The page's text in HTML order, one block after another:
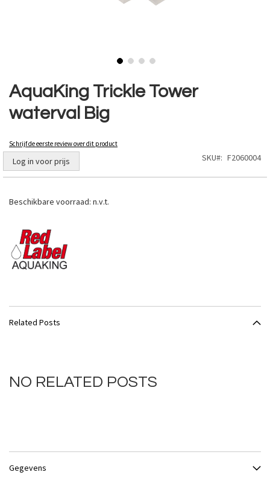
AquaKing Trickle Tower
waterval Big
Schrijf de eerste review over dit product
Log in voor prijs SKU F2060004
Beschikbare voorraad: n.v.t.
naar
het
begin
van
afbeeldingen-
gallerij
Related Posts
NO RELATED POSTS
Gegevens